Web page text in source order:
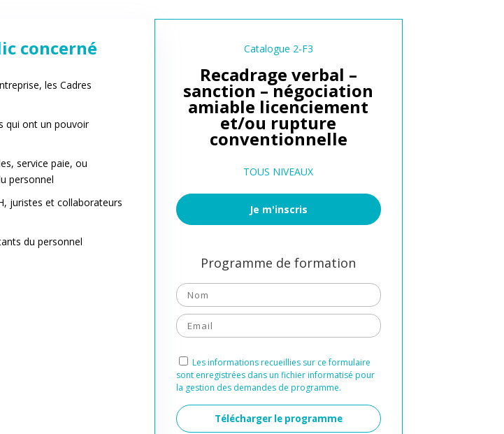
concerné
les Cadres
qui ont un pouvoir
service paie, ou
personnel
juristes et collaborateurs
du personnel
Catalogue 2-F3
Recadrage verbal –
sanction – négociation
amiable licenciement
et/ou rupture
conventionnelle
TOUS NIVEAUX
Je m'inscris
Programme de formation
Les informations recueillies sur ce formulaire
sont enregistrées dans un fichier informatisé pour
la gestion des demandes de programme.